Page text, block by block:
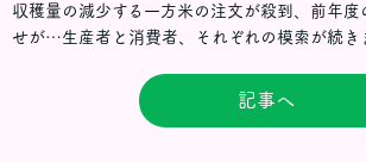
収穫量の減少する一方米の注文が殺到、前年
せが…生産者と消費者、それぞれの模索が続
記事へ